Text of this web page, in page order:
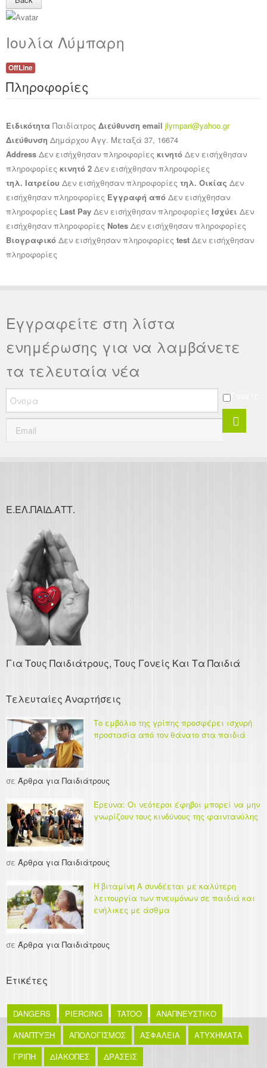
Ιουλία Λύμπαρη
OffLine
Πληροφορίες
Ειδικότητα Παιδίατρος Διεύθυνση email jlympari@yahoo.gr
Διεύθυνση Δημάρχου Αγγ. Μεταξά 37, 16674
Address Δεν εισήχθησαν πληροφορίες κινητό Δεν εισήχθησαν
πληροφορίες κινητό 2 Δεν εισήχθησαν πληροφορίες
τηλ. Ιατρείου Δεν εισήχθησαν πληροφορίες τηλ. Οικίας Δεν
εισήχθησαν πληροφορίες Εγγραφή από Δεν εισήχθησαν
πληροφορίες Last Pay Δεν εισήχθησαν πληροφορίες Ισχύει Δεν
εισήχθησαν πληροφορίες Notes Δεν εισήχθησαν πληροφορίες
Βιογραφικό Δεν εισήχθησαν πληροφορίες test Δεν εισήχθησαν
πληροφορίες
Εγγραφείτε στη λίστα
ενημέρωσης για να λαμβάνετε
τα τελευταία νέα
Γονείς
Ε.ΕΛ.ΠΑΙΔ.ΑΤΤ.
Για Τους Παιδιάτρους, Τους Γονείς Και Τα Παιδιά
Τελευταίες Αναρτήσεις
Το εμβόλιο της γρίπης προσφέρει ισχυρή
προστασία από τον θάνατο στα παιδιά
σε Άρθρα για Παιδιάτρους
Έρευνα: Οι νεότεροι έφηβοι μπορεί να μην
γνωρίζουν τους κινδύνους της φαιντανύλης
σε Άρθρα για Παιδιάτρους
Η βιταμίνη Α συνδέεται με καλύτερη
λειτουργία των πνευμόνων σε παιδιά και
ενήλικες με άσθμα
σε Άρθρα για Παιδιάτρους
Ετικέτες
DANGERS PIERCING TATOO
ΑΝΑΠΝΕΥΣΤΙΚΟ
ΑΝΑΠΤΥΞΗ
ΑΠΟΛΟΓΙΣΜΟΣ ΑΣΦΑΛΕΙΑ
ΑΤΥΧΗΜΑΤΑ
ΓΡΙΠΗ
ΔΙΑΚΟΠΕΣ ΔΡΑΣΕΙΣ
Ανακοινώσεις
Εργαλεία για Παιδιάτρους
Χρήσιμα Links
Επεξεργασία Προφίλ